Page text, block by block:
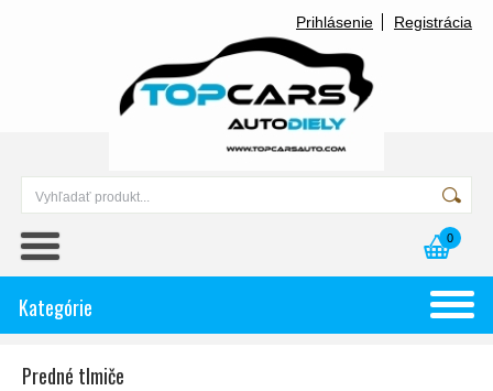
Prihlásenie Registrácia
0
Kategórie
Predné tlmiče